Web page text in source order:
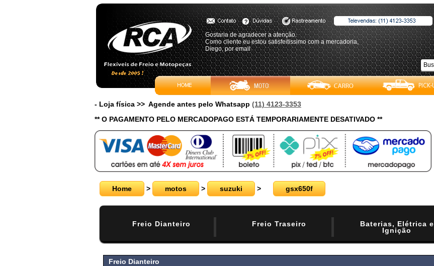
Gostaria de agradecer a atenção.
Como cliente eu estou satisfeitissimo com a mercadoria,
Diego, por email
- Loja física >> Agende antes pelo Whatsapp (11) 4123-3353
** O PAGAMENTO PELO MERCADOPAGO ESTÁ TEMPORARIAMENTE DESATIVADO **
Home > motos > suzuki > gsx650f
Freio Dianteiro Freio Traseiro
Baterias, Elétrica e
Ignição
Freio Dianteiro